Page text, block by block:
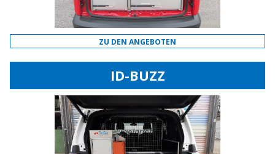
ZU DEN ANGEBOTEN
ID-BUZZ